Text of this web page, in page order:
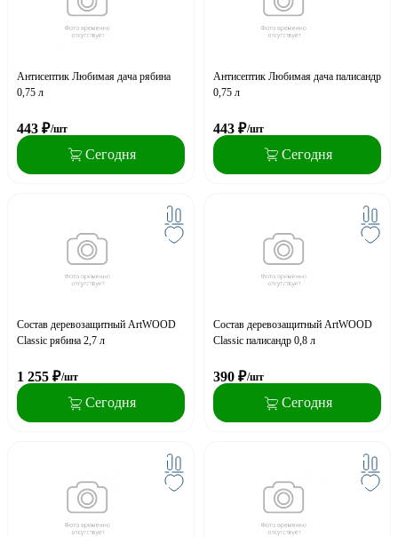
Антисептик Любимая дача рябина
0,75 л
443 ₽/шт
Сегодня
Антисептик Любимая дача палисандр
0,75 л
443 ₽/шт
Сегодня
Состав деревозащитный ArtWOOD
Classic рябина 2,7 л
1 255 ₽/шт
Сегодня
Состав деревозащитный ArtWOOD
Classic палисандр 0,8 л
390 ₽/шт
Сегодня